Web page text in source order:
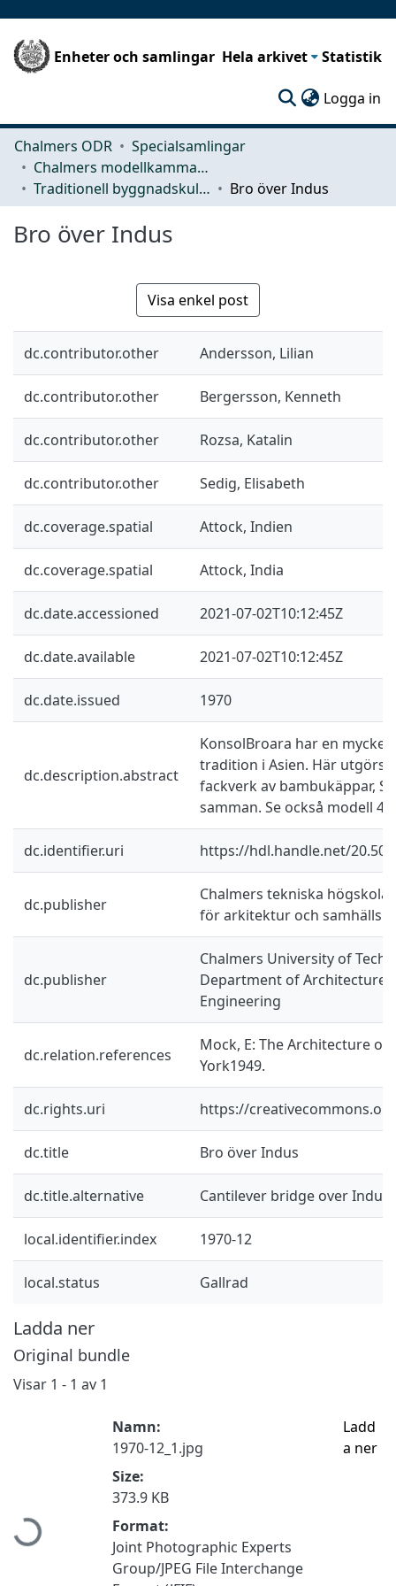
Enheter och samlingar Hela arkivet Statistik
Logga in
Chalmers ODR
Specialsamlingar
Chalmers modellkammare
Traditionell byggnadskultur
Bro över Indus
Bro över Indus
Visa enkel post
dc.contributor.other Andersson, Lilian
dc.contributor.other Bergersson, Kenneth
dc.contributor.other Rozsa, Katalin
dc.contributor.other Sedig, Elisabeth
dc.coverage.spatial Attock, Indien
dc.coverage.spatial Attock, India
dc.date.accessioned 2021-07-02T10:12:45Z
dc.date.available 2021-07-02T10:12:45Z
dc.date.issued 1970
dc.description.abstract
KonsolBroara har en mycket
tradition i Asien. Här utgörs
fackverk av bambukäppar,
samman. Se också modell 49.
dc.identifier.uri https://hdl.handle.net/
dc.publisher
Chalmers tekniska
för arkitektur och
dc.publisher
Chalmers University of
Department of Architecture
Engineering
dc.relation.references
Mock, E: The Architecture of
York1949.
dc.rights.uri https://
dc.title Bro över Indus
dc.title.alternative Cantilever bridge over Indus
local.identifier.index 1970-12
local.status Gallrad
Ladda ner
Original bundle
Visar 1 - 1 av 1
Hämtar...
Namn:
1970-12_1.jpg
Size:
373.9 KB
Format:
Joint Photographic Experts
Group/JPEG File Interchange
Ladd
a ner